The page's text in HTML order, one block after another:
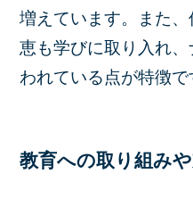
増えています。また
恵も学びに取り入れ
われている点が特徴で
教育への取り組み